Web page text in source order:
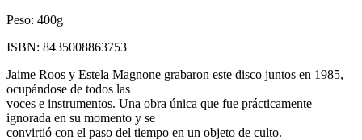
Peso: 400g
ISBN: 8435008863753
Jaime Roos y Estela Magnone grabaron este disco juntos en 1985,
ocupándose de todos las
voces e instrumentos. Una obra única que fue prácticamente
ignorada en su momento y se
convirtió con el paso del tiempo en un objeto de culto.